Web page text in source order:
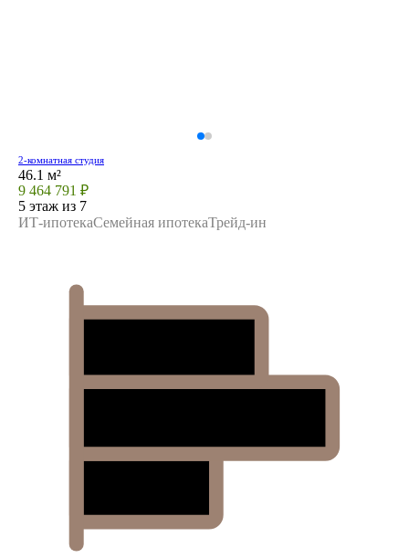
2-комнатная студия
46.1 м²
9 464 791 ₽
5 этаж из 7
ИТ-ипотекаСемейная ипотекаТрейд-ин